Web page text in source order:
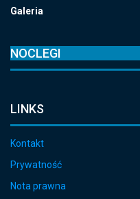
Galeria
NOCLEGI
LINKS
Kontakt
Prywatność
Nota prawna